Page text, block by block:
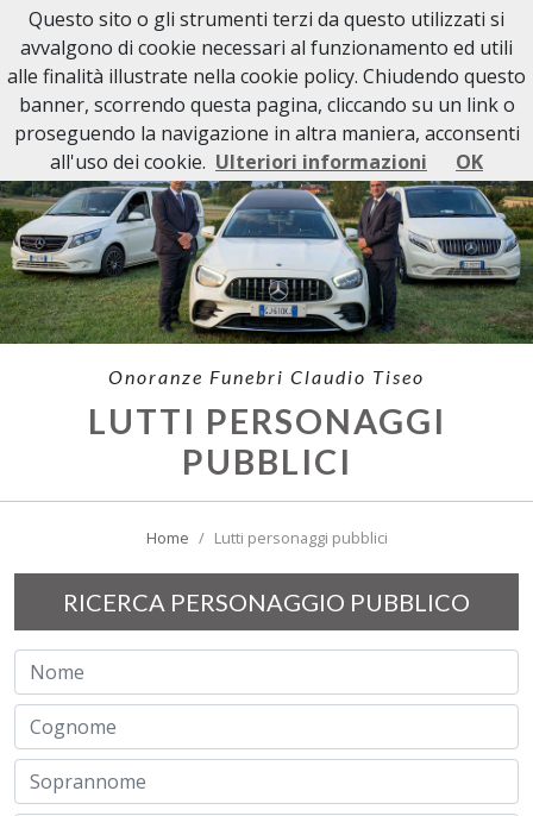
Onoranze Funebri Claudio Tiseo
LUTTI PERSONAGGI
PUBBLICI
Home Lutti personaggi pubblici
RICERCA PERSONAGGIO PUBBLICO
Questo sito o gli strumenti terzi da questo utilizzati si
avvalgono di cookie necessari al funzionamento ed utili
alle finalità illustrate nella cookie policy. Chiudendo questo
banner, scorrendo questa pagina, cliccando su un link o
proseguendo la navigazione in altra maniera, acconsenti
all'uso dei cookie. Ulteriori informazioni OK